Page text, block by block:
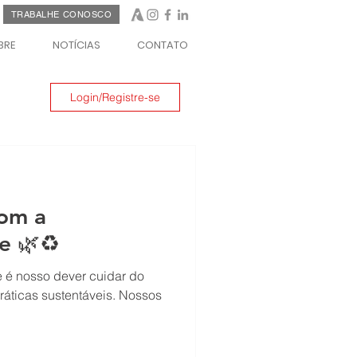
TRABALHE CONOSCO
NOTÍCIAS CONTATO
Login/Registre-se
a
🌿♻️
é nosso dever cuidar do
sustentáveis. Nossos